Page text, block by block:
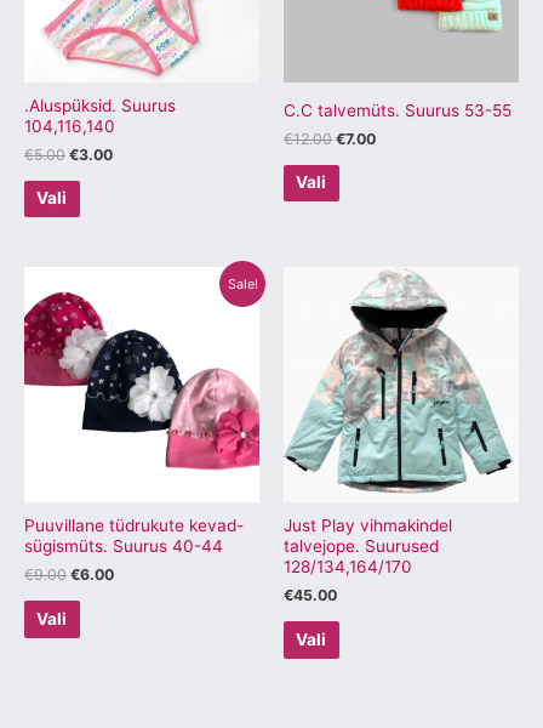
.Aluspüksid. Suurus
104,116,140
€5.00 €3.00
Vali
Valikuid
saab
teha
tootelehel.
C.C talvemüts. Suurus 53-55
€12.00 €7.00
Vali
Valikuid
tootelehel.
Sale!
Puuvillane tüdrukute kevad-
sügismüts. Suurus 40-44
€9.00
hind
oli:
€9.00.
€6.00
€6.00.
Vali
tootel
on
mitu
varianti.
Valikuid
tootelehel.
Just Play vihmakindel
talvejope. Suurused
128/134,164/170
€45.00
Vali
Sellel
tootel
on
mitu
varianti.
Valikuid
saab
teha
tootelehel.